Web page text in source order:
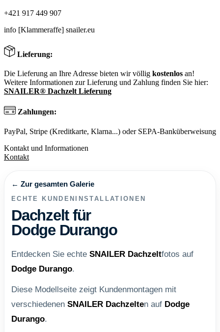
+421 917 449 907
info [Klammeraffe] snailer.eu
Lieferung:
Die Lieferung an Ihre Adresse bieten wir völlig kostenlos an!
Weitere Informationen zur Lieferung und Zahlung finden Sie hier:
SNAILER® Dachzelt Lieferung
Zahlungen:
PayPal, Stripe (Kreditkarte, Klarna...) oder SEPA-Banküberweisung
Kontakt und Informationen
Kontakt
← Zur gesamten Galerie
ECHTE KUNDENINSTALLATIONEN
Dachzelt für
Dodge Durango
Entdecken Sie echte SNAILER Dachzeltfotos auf
Dodge Durango.
Diese Modellseite zeigt Kundenmontagen mit
verschiedenen SNAILER Dachzelten auf Dodge
Durango.